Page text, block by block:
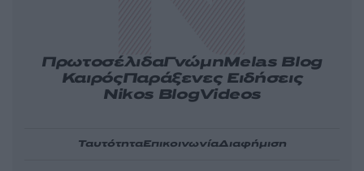
ΠρωτοσέλιδαΓνώμηMelas Blog
ΚαιρόςΠαράξενες Ειδήσεις
Nikos BlogVideos
ΤαυτότηταΕπικοινωνίαΔιαφήμιση